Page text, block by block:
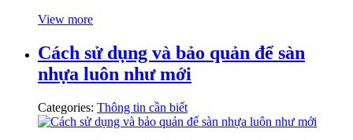
View more
Cách sử dụng và bảo quản để sàn
nhựa luôn như mới
Categories: Thông tin cần biết